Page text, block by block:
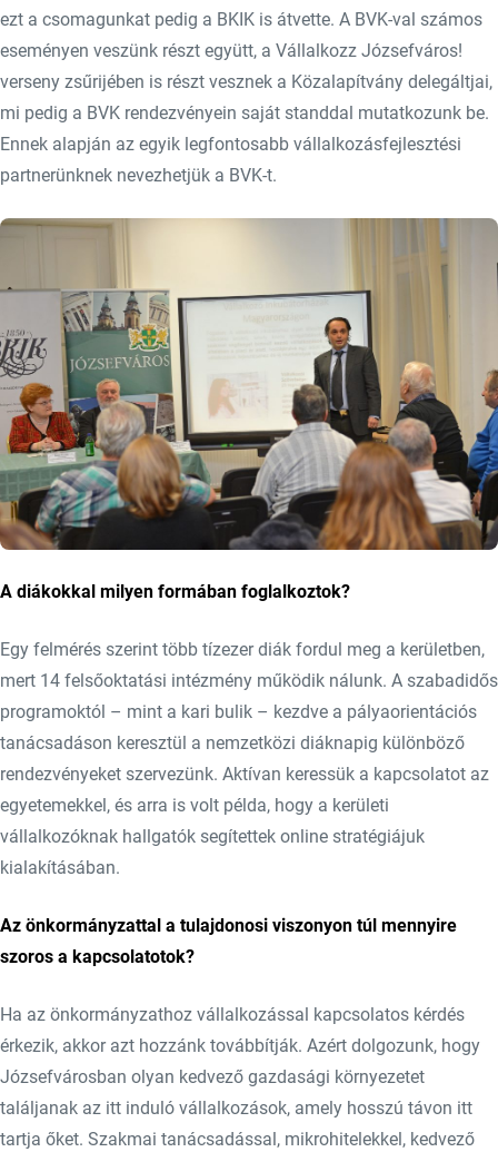
ezt a csomagunkat pedig a BKIK is átvette. A BVK-val számos
eseményen veszünk részt együtt, a Vállalkozz Józsefváros!
verseny zsűrijében is részt vesznek a Közalapítvány delegáltjai,
mi pedig a BVK rendezvényein saját standdal mutatkozunk be.
Ennek alapján az egyik legfontosabb vállalkozásfejlesztési
partnerünknek nevezhetjük a BVK-t.
A diákokkal milyen formában foglalkoztok?
Egy felmérés szerint több tízezer diák fordul meg a kerületben,
mert 14 felsőoktatási intézmény működik nálunk. A szabadidős
programoktól – mint a kari bulik – kezdve a pályaorientációs
tanácsadáson keresztül a nemzetközi diáknapig különböző
rendezvényeket szervezünk. Aktívan keressük a kapcsolatot az
egyetemekkel, és arra is volt példa, hogy a kerületi
vállalkozóknak hallgatók segítettek online stratégiájuk
kialakításában.
Az önkormányzattal a tulajdonosi viszonyon túl mennyire
szoros a kapcsolatotok?
Ha az önkormányzathoz vállalkozással kapcsolatos kérdés
érkezik, akkor azt hozzánk továbbítják. Azért dolgozunk, hogy
Józsefvárosban olyan kedvező gazdasági környezetet
találjanak az itt induló vállalkozások, amely hosszú távon itt
tartja őket. Szakmai tanácsadással, mikrohitelekkel, kedvező